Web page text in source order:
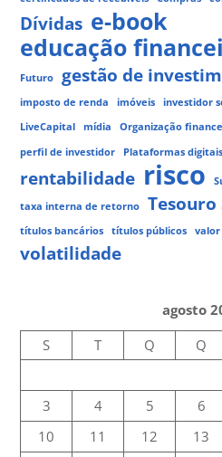
Dívidas e-book
educação
Futuro gestão de
imposto de renda imóveis investidor
LiveCapital
mídia Organização
perfil de investidor
Plataformas digitais
rentabilidade risco
taxa interna de retorno
Tesouro
títulos bancários
títulos públicos
volatilidade
agosto
S
T Q Q
3
4 5 6
10
11 12 13